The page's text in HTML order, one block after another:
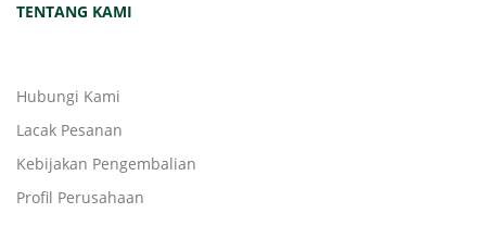
TENTANG KAMI
Hubungi Kami
Lacak Pesanan
Kebijakan Pengembalian
Profil Perusahaan